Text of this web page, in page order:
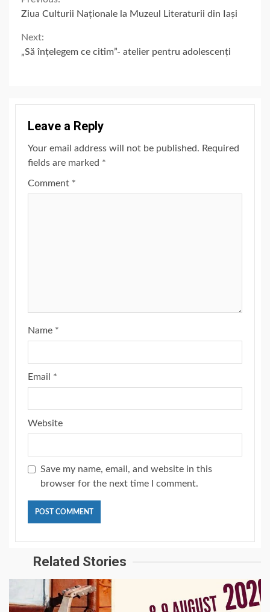
Continue
Reading
Ziua Culturii Naționale la Muzeul Literaturii din Iași
Next:
„Să înțelegem ce citim”- atelier pentru adolescenți
Leave a Reply
Your email address will not be published. Required
fields are marked *
Comment *
Name *
Email *
Website
Save my name, email, and website in this
browser for the next time I comment.
Related Stories